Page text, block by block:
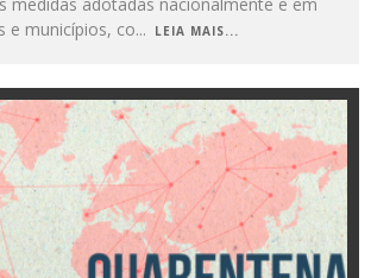
e municípios, co... LEIA MAIS...